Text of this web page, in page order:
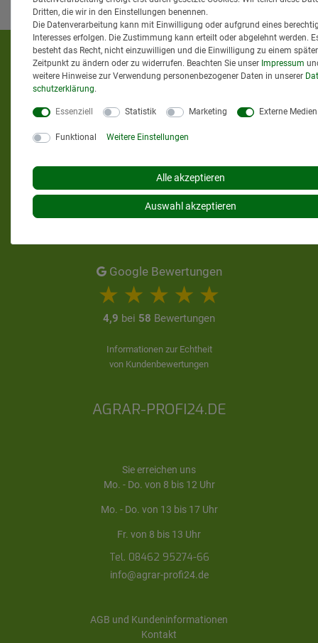
KUNDENMEINUNGEN
Google Bewertungen
4,9 bei 58 Bewertungen
Informationen zur Echtheit
von Kundenbewertungen
AGRAR-PROFI24.DE
Sie erreichen uns
Mo. - Do. von 8 bis 12 Uhr
Mo. - Do. von 13 bis 17 Uhr
Fr. von 8 bis 13 Uhr
Tel. 08462 95274-66
info@agrar-profi24.de
AGB und Kundeninformationen
Kontakt
Dritten, die wir in den Einstellungen benennen.
Die Datenverarbeitung kann mit Einwilligung oder aufgrund eines
Interesses erfolgen. Die Zustimmung kann erteilt oder abgelehnt werden.
besteht das Recht, nicht einzuwilligen und die Einwilligung zu einem
Zeitpunkt zu ändern oder zu widerrufen. Beachten Sie unser Impressum
weitere Hinweise zur Verwendung personenbezogener Daten in unserer
schutz­erklärung.
Essenziell Statistik Marketing Externe Medien
Funktional Weitere Einstellungen
Alle akzeptieren
Auswahl akzeptieren